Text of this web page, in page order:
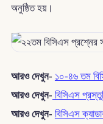
অনুষ্ঠিত হয়।
আরও দেখুন- ১০-৪৬ তম
আরও দেখুন- বিসিএস
আরও দেখুন- বিসিএস